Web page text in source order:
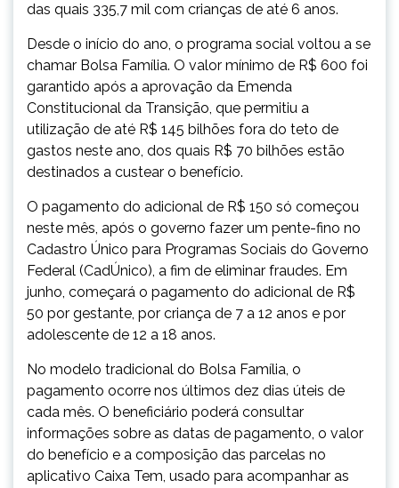
das quais 335,7 mil com crianças de até 6 anos.
Desde o início do ano, o programa social voltou a se
chamar Bolsa Família. O valor mínimo de R$ 600 foi
garantido após a aprovação da Emenda
Constitucional da Transição, que permitiu a
utilização de até R$ 145 bilhões fora do teto de
gastos neste ano, dos quais R$ 70 bilhões estão
destinados a custear o benefício.
O pagamento do adicional de R$ 150 só começou
neste mês, após o governo fazer um pente-fino no
Cadastro Único para Programas Sociais do Governo
Federal (CadÚnico), a fim de eliminar fraudes. Em
junho, começará o pagamento do adicional de R$
50 por gestante, por criança de 7 a 12 anos e por
adolescente de 12 a 18 anos.
No modelo tradicional do Bolsa Família, o
pagamento ocorre nos últimos dez dias úteis de
cada mês. O beneficiário poderá consultar
informações sobre as datas de pagamento, o valor
do benefício e a composição das parcelas no
aplicativo Caixa Tem, usado para acompanhar as